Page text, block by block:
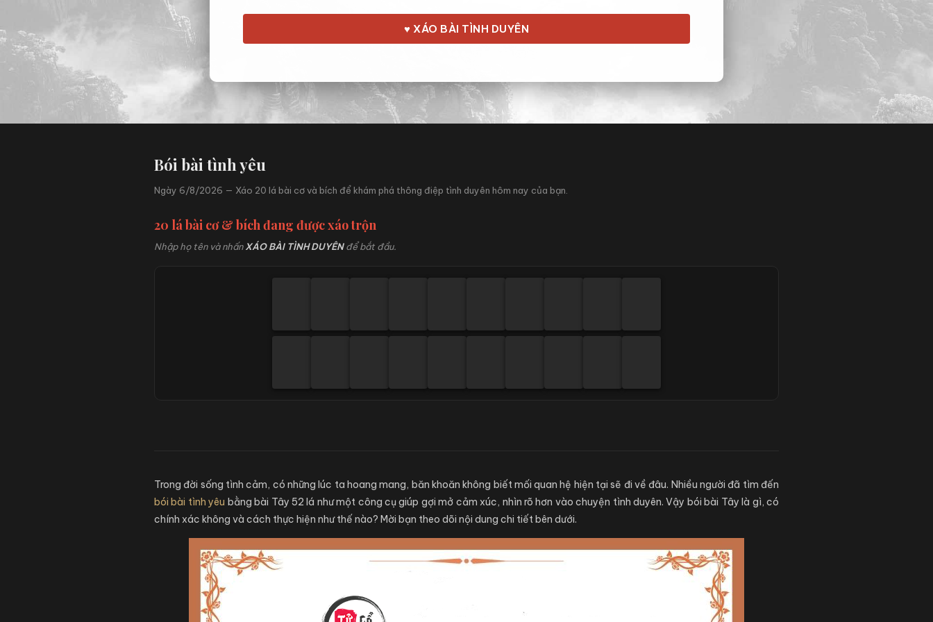
♥ XÁO BÀI TÌNH DUYÊN
Bói bài tình yêu
Ngày 6/8/2026 — Xáo 20 lá bài cơ và bích để khám phá thông điệp tình duyên hôm nay của bạn.
20 lá bài cơ & bích đang được xáo trộn
Nhập họ tên và nhấn XÁO BÀI TÌNH DUYÊNđể bắt đầu.
Trong đời sống tình cảm, có những lúc ta hoang mang, băn khoăn không biết mối quan hệ hiện tại sẽ đi về đâu. Nhiều người đã tìm đến
bói bài tình yêu bằng bài Tây 52 lá như một công cụ giúp gợi mở cảm xúc, nhìn rõ hơn vào chuyện tình duyên. Vậy bói bài Tây là gì, có
chính xác không và cách thực hiện như thế nào? Mời bạn theo dõi nội dung chi tiết bên dưới.